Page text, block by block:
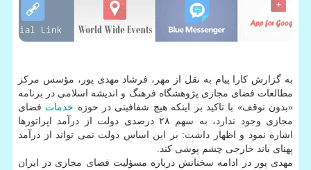
به گزارش کارا پیام به نقل از مهر، فرشاد مهدی پور، مؤسس مرکز
مطالعات فضای مجازی پژوهشگاه فرهنگ و اندیشه اسلامی در برنامه
«بدون توقف» با تاکید بر اینکه هیچ شفافیتی در حوزه خدمات فضای
مجازی وجود ندارد، به سهم ۲۸ درصدی دولت از درآمد اپراتورها
اشاره نمود و اظهار داشت: بر این اساس دولت نمی تواند از درآمد
پهنای باند خارجی چشم پوشی کند.
مهدی پور در ادامه سخنانش درباره مسؤلیت فضای مجازی در ایران